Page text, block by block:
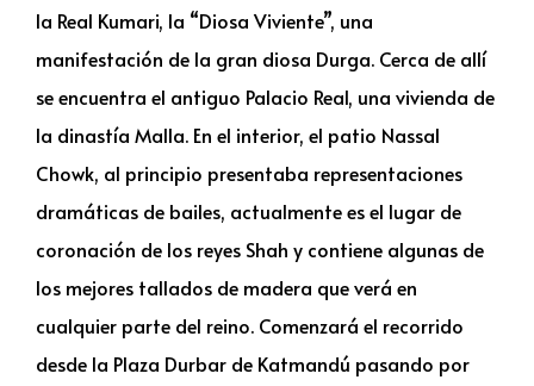
la Real Kumari, la “Diosa Viviente”, una
manifestación de la gran diosa Durga. Cerca de allí
se encuentra el antiguo Palacio Real, una vivienda de
la dinastía Malla. En el interior, el patio Nassal
Chowk, al principio presentaba representaciones
dramáticas de bailes, actualmente es el lugar de
coronación de los reyes Shah y contiene algunas de
los mejores tallados de madera que verá en
cualquier parte del reino. Comenzará el recorrido
desde la Plaza Durbar de Katmandú pasando por